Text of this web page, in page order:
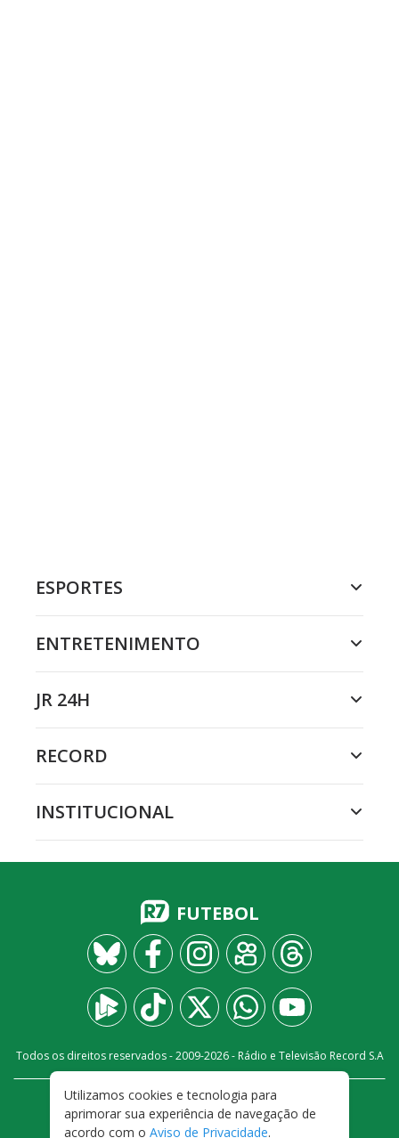
ESPORTES
ENTRETENIMENTO
JR 24H
RECORD
INSTITUCIONAL
FUTEBOL
Todos os direitos reservados - 2009-2026- Rádio e Televisão Record S.A
FALE CONOSCO
PRIVACIDADE
TERMOS E CONDIÇÕES DE USO
Utilizamos cookies e tecnologia para
aprimorar sua experiência de navegação de
acordo com o Aviso de Privacidade.